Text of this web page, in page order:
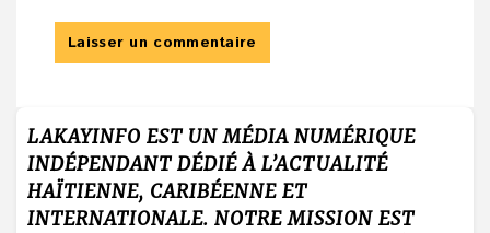
LAKAYINFO EST UN MÉDIA NUMÉRIQUE
INDÉPENDANT DÉDIÉ À L’ACTUALITÉ
HAÏTIENNE, CARIBÉENNE ET
INTERNATIONALE. NOTRE MISSION EST